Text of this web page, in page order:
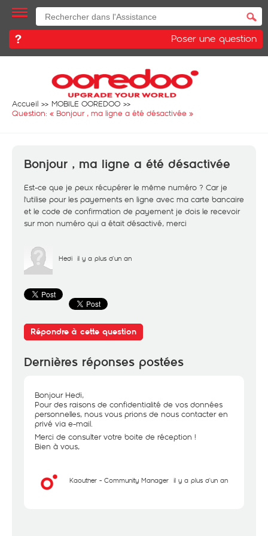
Poser une question
Accueil
MOBILE OOREDOO
Question: « Bonjour , ma ligne a été désactivée »
Bonjour , ma ligne a été désactivée
Est-ce que je peux récupérer le même numéro ? Car je
l'utilise pour les payements en ligne avec ma carte bancaire
et le code de confirmation de payement je dois le recevoir
sur mon numéro qui a était désactivé, merci
Hedi il y a plus d'un an
Répondre à cette question
Dernières réponses postées
Bonjour Hedi,
Pour des raisons de confidentialité de vos données
personnelles, nous vous prions de nous contacter en
privé via e-mail.
Merci de consulter votre boite de réception !
Bien à vous,
Kaouther - Community Manager il y a plus d'un an